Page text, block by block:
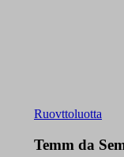
Ruovttoluotta
Temm da